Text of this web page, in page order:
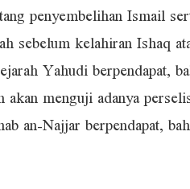
penyembelihan Ismail
sebelum kelahiran Ishaq
Yahudi berpendapat,
menguji adanya
an-Najjar berpendapat,